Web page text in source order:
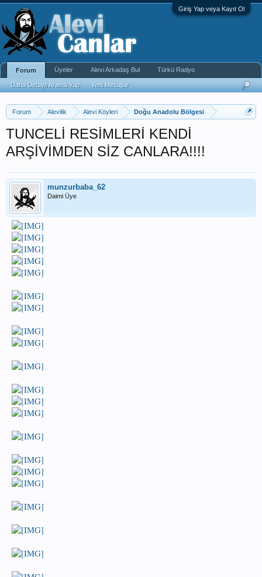
Giriş Yap veya Kayıt Ol
Forum Alevilik Alevi Köyleri Doğu Anadolu Bölgesi
TUNCELİ RESİMLERİ KENDİ
ARŞİVİMDEN SİZ CANLARA!!!!
munzurbaba_62
Daimi Üye
Forum
Daha Detaylı Arama Yap Yeni Mesajlar
Üyeler Alevi Arkadaş Bul Türkü Radyo